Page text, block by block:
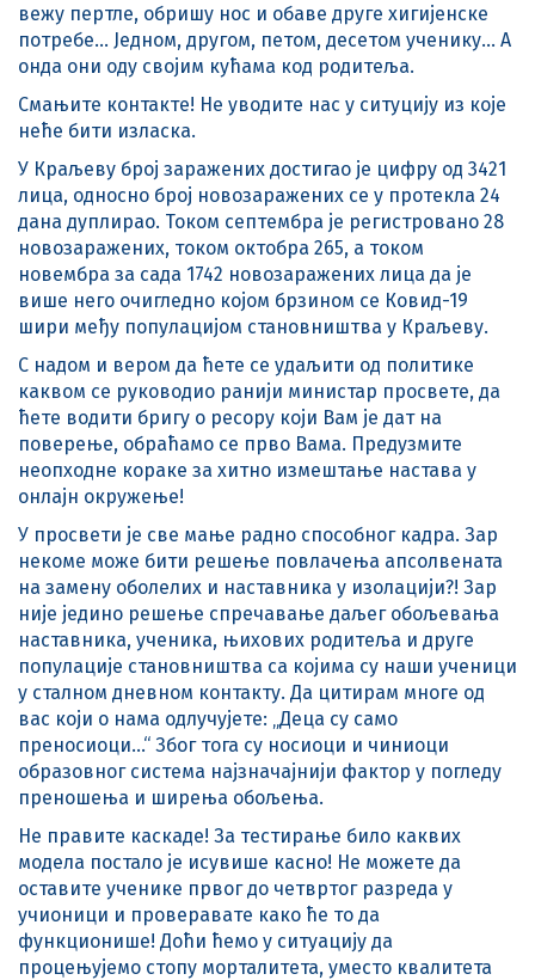
вежу пертле, обришу нос и обаве друге хигијенске
потребе… Једном, другом, петом, десетом ученику… А
онда они оду својим кућама код родитеља.
Смањите контакте! Не уводите нас у ситуцију из које
неће бити изласка.
У Краљеву број заражених достигао је цифру од 3421
лица, односно број новозаражених се у протекла 24
дана дуплирао. Током септембра је регистровано 28
новозаражених, током октобра 265, а током
новембра за сада 1742 новозаражених лица да је
више него очигледно којом брзином се Ковид-19
шири међу популацијом становништва у Краљеву.
С надом и вером да ћете се удаљити од политике
каквом се руководио ранији министар просвете, да
ћете водити бригу о ресору који Вам је дат на
поверење, обраћамо се прво Вама. Предузмите
неопходне кораке за хитно измештање настава у
онлајн окружење!
У просвети је све мање радно способног кадра. Зар
некоме може бити решење повлачења апсолвената
на замену оболелих и наставника у изолацији?! Зар
није једино решење спречавање даљег обољевања
наставника, ученика, њихових родитеља и друге
популације становништва са којима су наши ученици
у сталном дневном контакту. Да цитирам многе од
вас који о нама одлучујете: „Деца су само
преносиоци…“ Због тога су носиоци и чиниоци
образовног система најзначајнији фактор у погледу
преношења и ширења обољења.
Не правите каскаде! За тестирање било каквих
модела постало је исувише касно! Не можете да
оставите ученике првог до четвртог разреда у
учионици и проверавате како ће то да
функционише! Доћи ћемо у ситуацију да
процењујемо стопу морталитета, уместо квалитета